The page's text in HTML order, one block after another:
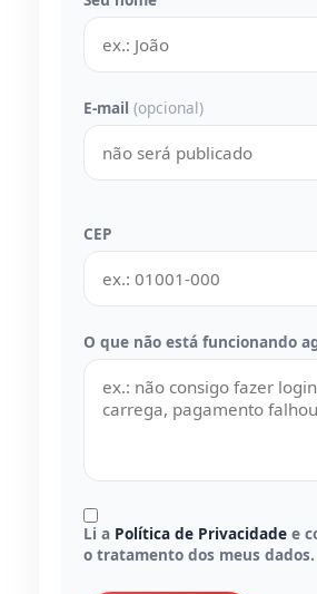
E-mail (opcional)
CEP
O que não está funcionando
Li a Política de Privacidade e
o tratamento dos meus dados.